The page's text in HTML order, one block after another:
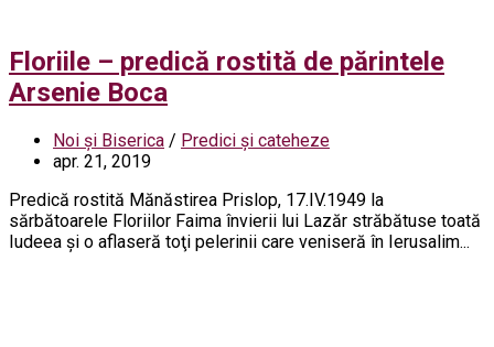
Floriile – predică rostită de părintele
Arsenie Boca
Noi și Biserica / Predici și cateheze
apr. 21, 2019
Predică rostită Mănăstirea Prislop, 17.IV.1949 la
sărbătoarele Floriilor Faima învierii lui Lazăr străbătuse toată
Iudeea şi o aflaseră toţi pelerinii care veniseră în Ierusalim...